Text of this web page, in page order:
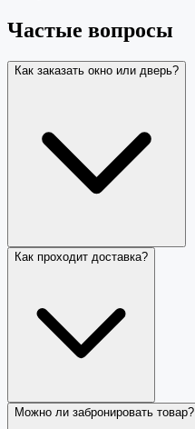
Частые вопросы
Как заказать окно или дверь?
Как проходит доставка?
Можно ли забронировать товар?